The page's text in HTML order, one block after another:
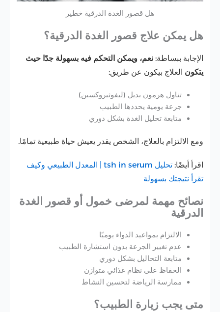
هل قصور الغدة الدرقية خطير
هل يمكن علاج قصور الغدة الدرقية؟
الإجابة ببساطة:نعم، ويمكن التحكم فيه بسهولة جدًا حيث
يتكون العلاج بيكون عن طريق:
تناول هرمون بديل (ليفوثيروكسين)
جرعة يومية يحددها الطبيب
متابعة تحليل الغدة بشكل دوري
ومع الالتزام بالعلاج، الشخص يقدر يعيش حياة طبيعية تمامًا.
اقرأ أيضًا:
تحليل tsh in serum | المعدل الطبيعي وكيف
تقرأ نتيجتك بسهولة
نصائح مهمة لمرضى خمول أو قصور الغدة
الدرقية
الالتزام بمواعيد الدواء يوميًا
عدم تغيير الجرعة بدون استشارة الطبيب
متابعة التحاليل بشكل دوري
الحفاظ على نظام غذائي متوازن
ممارسة الرياضة لتحسين النشاط
متى يجب زيارة الطبيب؟